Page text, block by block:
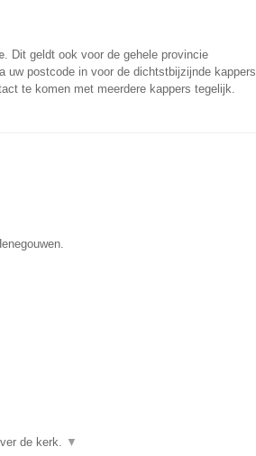
. Dit geldt ook voor de gehele provincie
uw postcode in voor de dichtstbijzijnde kappers
te komen met meerdere kappers tegelijk.
de kerk. ▼